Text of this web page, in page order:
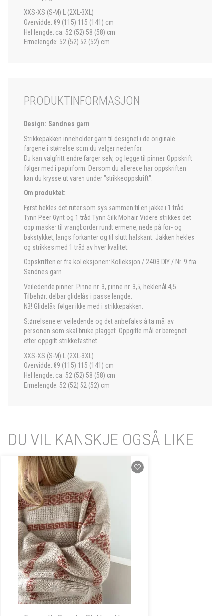
XXS-XS (S-M) L (2XL-3XL)
Overvidde: 89 (115) 115 (141) cm
Hel lengde: ca. 52 (52) 58 (58) cm
Ermelengde: 52 (52) 52 (52) cm
PRODUKTINFORMASJON
Design: Sandnes garn
Strikkepakken inneholder garn til designet i de originale
fargene i størrelse som du velger nedenfor.
Du kan valgfritt endre farger selv, og legge til pinner. Oppskrift
følger med i papirform. Dersom du allerede har oppskriften
kan du krysse ut varen under "strikkeoppskrift".
Om produktet:
Først hekles det ruter som sys sammen til en jakke i 1 tråd
Tynn Peer Gynt og 1 tråd Tynn Silk Mohair. Videre strikkes det
opp masker til vrangborder rundt ermene, nede på for- og
bakstykket, langs forkanter og til slutt halskant. Jakken hekles
og strikkes med 1 tråd av hver kvalitet.
Oppskriften er fra kolleksjonen: Kolleksjon / 2403 DIY / Nr. 9 fra
Sandnes garn
Veiledende pinner: Pinne nr. 3, pinne nr. 3,5, heklenål 4,5
Tilbehør: delbar glidelås i passe lengde.
NB! Glidelås følger ikke med i strikkepakken.
Størrelsene er veiledende og det anbefales å ta mål av
personen som skal bruke plagget. Oppgitte mål er beregnet
etter oppgitt strikkefasthet.
XXS-XS (S-M) L (2XL-3XL)
Overvidde: 89 (115) 115 (141) cm
Hel lengde: ca. 52 (52) 58 (58) cm
Ermelengde: 52 (52) 52 (52) cm
DU VIL KANSKJE OGSÅ LIKE